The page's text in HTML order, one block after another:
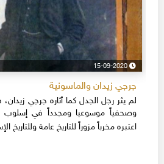
15-09-2020
جرجي زيدان والماسونية
لم يثر رجل الجدل كما أثاره جرجي زيدان،
وصحفياً موسوعيا ومجدداً في إسلوب
اعتبره مخرباً مزوراً للتاريخ عامة وللتاريخ